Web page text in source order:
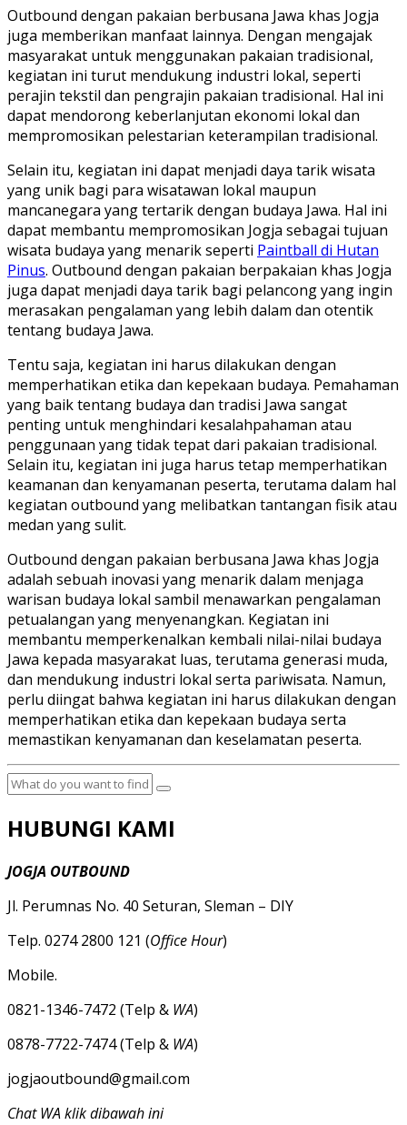
Outbound dengan pakaian berbusana Jawa khas Jogja
juga memberikan manfaat lainnya. Dengan mengajak
masyarakat untuk menggunakan pakaian tradisional,
kegiatan ini turut mendukung industri lokal, seperti
perajin tekstil dan pengrajin pakaian tradisional. Hal ini
dapat mendorong keberlanjutan ekonomi lokal dan
mempromosikan pelestarian keterampilan tradisional.
Selain itu, kegiatan ini dapat menjadi daya tarik wisata
yang unik bagi para wisatawan lokal maupun
mancanegara yang tertarik dengan budaya Jawa. Hal ini
dapat membantu mempromosikan Jogja sebagai tujuan
wisata budaya yang menarik seperti Paintball di Hutan
Pinus. Outbound dengan pakaian berpakaian khas Jogja
juga dapat menjadi daya tarik bagi pelancong yang ingin
merasakan pengalaman yang lebih dalam dan otentik
tentang budaya Jawa.
Tentu saja, kegiatan ini harus dilakukan dengan
memperhatikan etika dan kepekaan budaya. Pemahaman
yang baik tentang budaya dan tradisi Jawa sangat
penting untuk menghindari kesalahpahaman atau
penggunaan yang tidak tepat dari pakaian tradisional.
Selain itu, kegiatan ini juga harus tetap memperhatikan
keamanan dan kenyamanan peserta, terutama dalam hal
kegiatan outbound yang melibatkan tantangan fisik atau
medan yang sulit.
Outbound dengan pakaian berbusana Jawa khas Jogja
adalah sebuah inovasi yang menarik dalam menjaga
warisan budaya lokal sambil menawarkan pengalaman
petualangan yang menyenangkan. Kegiatan ini
membantu memperkenalkan kembali nilai-nilai budaya
Jawa kepada masyarakat luas, terutama generasi muda,
dan mendukung industri lokal serta pariwisata. Namun,
perlu diingat bahwa kegiatan ini harus dilakukan dengan
memperhatikan etika dan kepekaan budaya serta
memastikan kenyamanan dan keselamatan peserta.
HUBUNGI KAMI
JOGJA OUTBOUND
Jl. Perumnas No. 40 Seturan, Sleman – DIY
Telp. 0274 2800 121 (Office Hour)
Mobile.
0821-1346-7472 (Telp & WA)
0878-7722-7474 (Telp & WA)
jogjaoutbound@gmail.com
Chat WA klik dibawah ini